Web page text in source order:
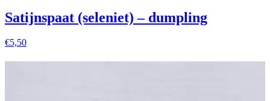
Satijnspaat (seleniet) – dumpling
€5,50